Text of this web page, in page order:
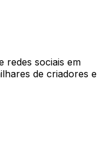
redes sociais em
de criadores e